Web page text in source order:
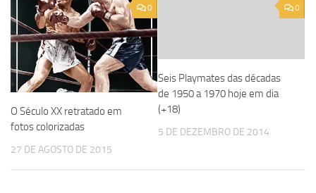
0
O Século XX retratado em
fotos colorizadas
27 DE AGOSTO DE 2015
0
Seis Playmates das décadas
de 1950 a 1970 hoje em dia
(+18)
5 DE DEZEMBRO DE 2014